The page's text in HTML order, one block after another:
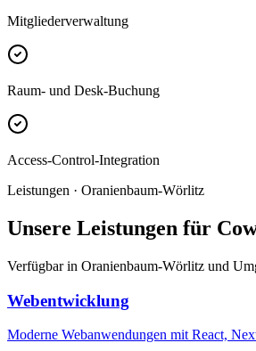
Mitgliederverwaltung
Raum- und Desk-Buchung
Access-Control-Integration
Leistungen · Oranienbaum-Wörlitz
Unsere Leistungen für
Verfügbar in Oranienbaum-Wörlitz und
Webentwicklung
Moderne Webanwendungen mit React,